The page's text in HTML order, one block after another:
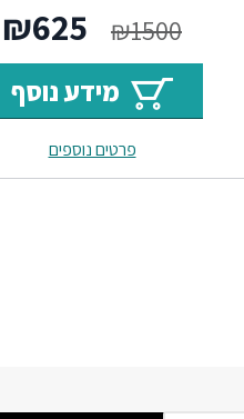
₪1500
המחיר
היה:
₪625
מידע נוסף
פרטים נוספים